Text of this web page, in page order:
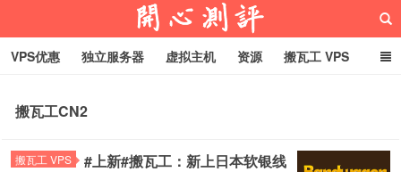
VPS优惠 独立服务器 虚拟主机 资源 搬瓦工 VPS
搬瓦工CN2
搬瓦工 VPS
#上新#搬瓦工：新上日本软银线